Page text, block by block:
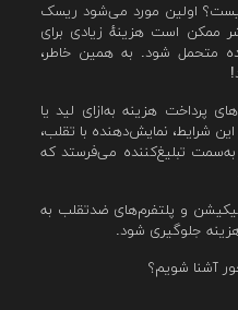
اولین مورد می‌شود ریسک
ممکن است هزینهٔ زیادی برای
متحمل شود. به همین خاطر،
پرداخت هزینه به‌ازای لید یا
شرایط، نمایش‌دهنده با تقلب،
تبلیغ‌کننده می‌فرستد که
و پلتفرم‌های ضدتقلب به
جلوگیری شود.
آشنا شویم؟